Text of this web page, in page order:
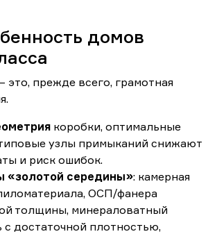
домов
это, прежде всего, грамотная
коробки, оптимальные
узлы примыканий снижают
и риск ошибок.
«золотой середины»: камерная
ОСП/фанера
толщины, минераловатный
с достаточной плотностью,